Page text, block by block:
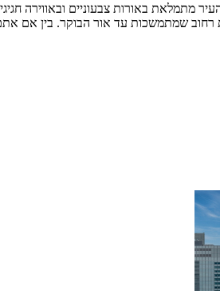
מתמלאת באורות צבעוניים
רחוב שמתמשכות עד אור הבוקר. בין